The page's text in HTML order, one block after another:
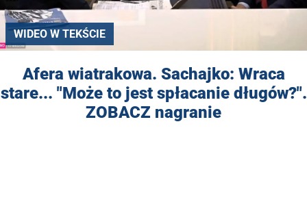
WIDEO W TEKŚCIE
Afera wiatrakowa. Sachajko: Wraca
stare... "Może to jest spłacanie długów?".
ZOBACZ nagranie